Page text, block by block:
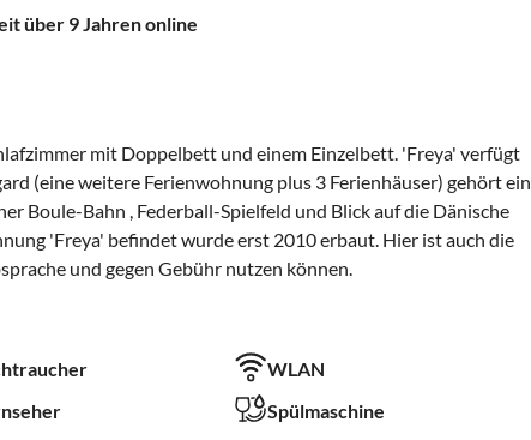
über 9 Jahren online
mit Doppelbett und einem Einzelbett. 'Freya' verfügt
(eine weitere Ferienwohnung plus 3 Ferienhäuser) gehört ein
Boule-Bahn , Federball-Spielfeld und Blick auf die Dänische
'Freya' befindet wurde erst 2010 erbaut. Hier ist auch die
und gegen Gebühr nutzen können.
WLAN
Spülmaschine